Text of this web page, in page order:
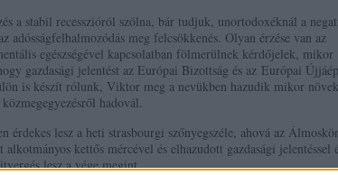
a stabil recesszióról szólna, bár tudjuk, unortodoxéknál a
adósságfelhalmozódás meg felcsökkenés. Olyan érzése van az
egészségével kapcsolatban fölmerülnek kérdőjelek, mikor
gazdasági jelentést az Európai Bizottság és az Európai
is készít rólunk, Viktor meg a nevükben hazudik mikor
hadovál.
érdekes lesz a heti strasbourgi szőnyegszéle, ahová az
kettős mércével és elhazudott gazdasági jelentéssel
lesz a vége megint.